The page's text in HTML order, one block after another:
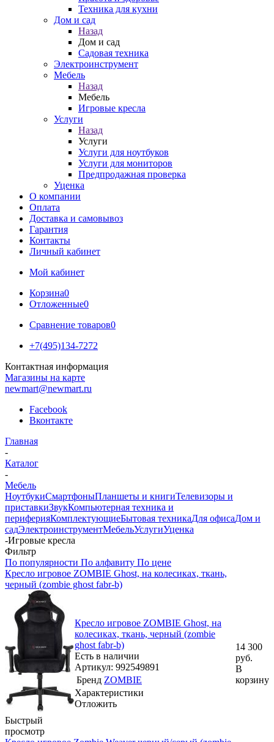
Техника для кухни
Дом и сад
Назад
Дом и сад
Садовая техника
Электроинструмент
Мебель
Назад
Мебель
Игровые кресла
Услуги
Назад
Услуги
Услуги для ноутбуков
Услуги для мониторов
Предпродажная проверка
Уценка
О компании
Оплата
Доставка и самовывоз
Гарантия
Контакты
Личный кабинет
Мой кабинет
Корзина0
Отложенные0
Сравнение товаров0
+7(495)134-7272
Контактная информация
Магазины на карте
newmart@newmart.ru
Facebook
Вконтакте
Главная
-
Каталог
-
Мебель
НоутбукиСмартфоныПланшеты и книгиТелевизоры и
приставкиЗвукКомпьютерная техника и
периферияКомплектующиеБытовая техникаДля офисаДом и
садЭлектроинструментМебельУслугиУценка
-Игровые кресла
Фильтр
По популярности По алфавиту По цене
Кресло игровое ZOMBIE Ghost, на колесиках, ткань,
черный (zombie ghost fabr-b)
Быстрый
просмотр
Кресло игровое ZOMBIE Ghost, на
колесиках, ткань, черный (zombie
ghost fabr-b)
Есть в наличии
Артикул: 992549891
Бренд ZOMBIE
Характеристики
Отложить
14 300
руб.
В
корзину